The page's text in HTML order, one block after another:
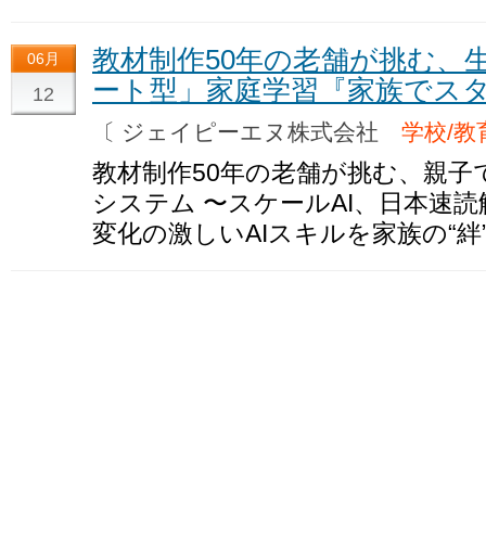
06月
12
教材制作50年の老舗が挑む、
ート型」家庭学習『家族でス
〔 ジェイピーエヌ株式会社 学校/教
教材制作50年の老舗が挑む、親
システム 〜スケールAI、日本速
変化の激しいAIスキルを家族の“